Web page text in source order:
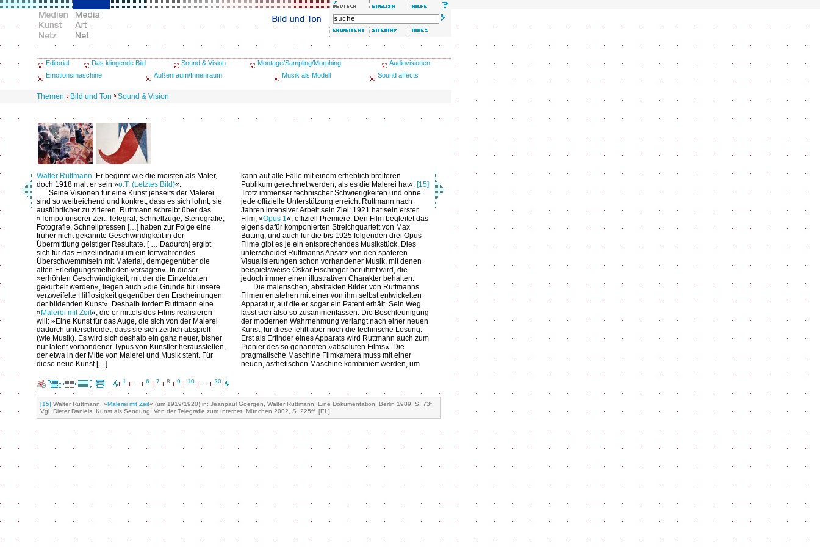
Editorial Das klingende Bild Sound & Vision Montage/Sampling/Morphing
Audiovisionen
Emotionsmaschine
Außenraum/Innenraum Musik als Modell Sound affects
Themen Bild und Ton Sound & Vision
Walter Ruttmann. Er beginnt wie die meisten als Maler,
doch 1918 malt er sein »o.T. (Letztes Bild)«.
Seine Visionen für eine Kunst jenseits der Malerei
sind so weitreichend und konkret, dass es sich lohnt, sie
ausführlicher zu zitieren. Ruttmann schreibt über das
»Tempo unserer Zeit: Telegraf, Schnellzüge, Stenografie,
Fotografie, Schnellpressen […] haben zur Folge eine
früher nicht gekannte Geschwindigkeit in der
Übermittlung geistiger Resultate. [ … Dadurch] ergibt
sich für das Einzelindividuum ein fortwährendes
Überschwemmtsein mit Material, demgegenüber die
alten Erledigungsmethoden versagen«. In dieser
»erhöhten Geschwindigkeit, mit der die Einzeldaten
gekurbelt werden«, liegen auch »die Gründe für unsere
verzweifelte Hilflosigkeit gegenüber den Erscheinungen
der bildenden Kunst«. Deshalb fordert Ruttmann eine
»Malerei mit Zeit«, die er mittels des Films realisieren
will: »Eine Kunst für das Auge, die sich von der Malerei
dadurch unterscheidet, dass sie sich zeitlich abspielt
(wie Musik). Es wird sich deshalb ein ganz neuer, bisher
nur latent vorhandener Typus von Künstler herausstellen,
der etwa in der Mitte von Malerei und Musik steht. Für
diese neue Kunst […]
kann auf alle Fälle mit einem erheblich breiteren
Publikum gerechnet werden, als es die Malerei hat«. [15]
Trotz immenser technischer Schwierigkeiten und ohne
jede offizielle Unterstützung erreicht Ruttmann nach
Jahren intensiver Arbeit sein Ziel: 1921 hat sein erster
Film, »Opus 1«, offiziell Premiere. Den Film begleitet das
eigens dafür komponierten Streichquartett von Max
Butting, und auch für die bis 1925 folgenden drei Opus-
Filme gibt es je ein entsprechendes Musikstück. Dies
unterscheidet Ruttmanns Ansatz von den späteren
Visualisierungen schon vorhandener Musik, mit denen
beispielsweise Oskar Fischinger berühmt wird, die
jedoch immer einen illustrativen Charakter behalten.
Die malerischen, abstrakten Bilder von Ruttmanns
Filmen entstehen mit einer von ihm selbst entwickelten
Apparatur, auf die er sogar ein Patent erhält. Sein Weg
lässt sich also so zusammenfassen: Die Beschleunigung
der modernen Wahrnehmung verlangt nach einer neuen
Kunst, für diese fehlt aber noch die technische Lösung.
Erst als Erfinder eines Apparats wird Ruttmann auch zum
Pionier des so genannten »absoluten Films«. Die
pragmatische Maschine Filmkamera muss mit einer
neuen, ästhetischen Maschine kombiniert werden, um
1 6 7 8 9 10 20
[15] Walter Ruttmann, »Malerei mit Zeit« (um 1919/1920) in: Jeanpaul Goergen, Walter Ruttmann. Eine Dokumentation, Berlin 1989, S. 73f.
Vgl. Dieter Daniels, Kunst als Sendung. Von der Telegrafie zum Internet, München 2002, S. 225ff. [EL]